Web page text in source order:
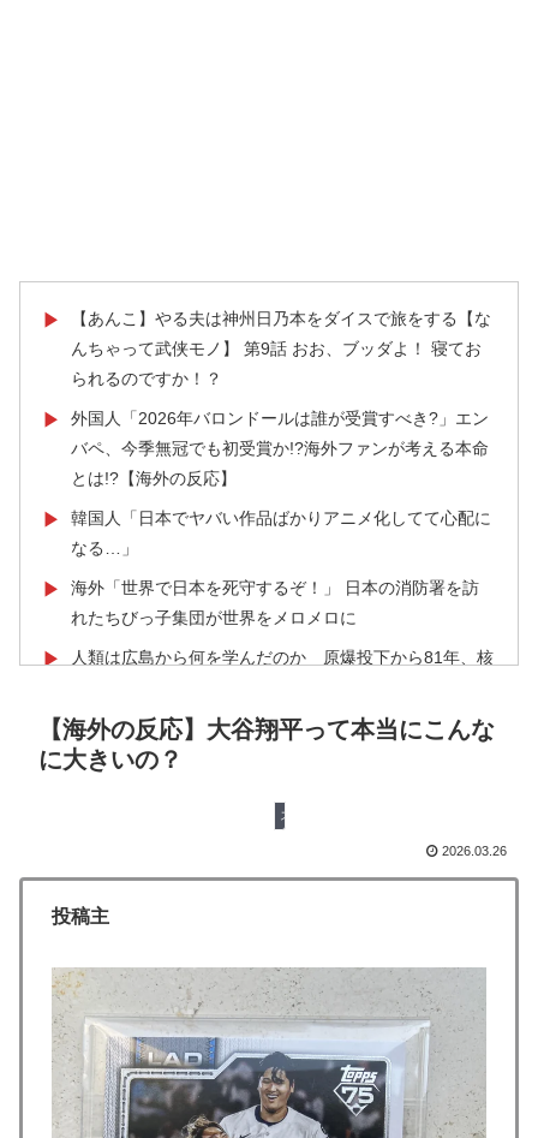
▶
【あんこ】やる夫は神州日乃本をダイスで旅をする【な
んちゃって武侠モノ】 第9話 おお、ブッダよ！ 寝てお
られるのですか！？
▶
外国人「2026年バロンドールは誰が受賞すべき?」エン
バペ、今季無冠でも初受賞か!?海外ファンが考える本命
とは!?【海外の反応】
▶
韓国人「日本でヤバい作品ばかりアニメ化してて心配に
なる…」
▶
海外「世界で日本を死守するぞ！」 日本の消防署を訪
れたちびっ子集団が世界をメロメロに
▶
人類は広島から何を学んだのか 原爆投下から81年、核
▶
【海外の反応】野球を観はじめたばかりなんだが大谷翔
平って投手としてはどれくらいのレベルなの？ → 「ト
いイメージ」「投手に専念したらサイヤングも獲れると
韓国、日本で韓国籍のインフルエンサーが7台の車に当
て逃げして逮捕されたのに「また日本は嫌韓しようとし
▶
英国人「ようこそ」冨安健洋、クリスタルパレス加入が
決定的に！メディカル検査をパス！現地サポが歓迎！ア
ーセナルファンも祝福！【海外の反応】
▶ 【海外の反応】冨安健洋がクリスタル・パレス加入へ
「アーセナルサポの好きなクラブで良かった」
【海外の反応】大谷翔平って本当にこんな
に大きいの？
スポーツ
2026.03.26
投稿主